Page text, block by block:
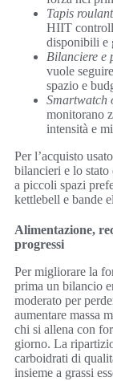
Tapis
HIIT
disponibili e
Bilanciere e
vuole
spazio e
Smartwatch
monitorano
intensità e
Per l’acquisto
bilancieri e lo stato
a piccoli spazi
kettlebell e bande
Alimentazione,
progressi
Per migliorare la
prima un bilancio
moderato per
aumentare massa
chi si allena con
giorno. La
carboidrati di
insieme a grassi